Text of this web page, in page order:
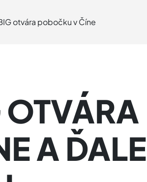
otvára pobočku v Číne
A